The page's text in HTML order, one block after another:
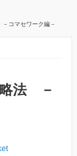
コマセワーク編－
略法 －